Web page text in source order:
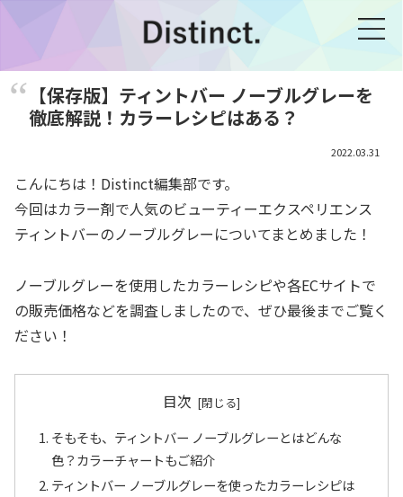
【保存版】ティントバー ノーブルグレーを
徹底解説！カラーレシピはある？
2022.03.31
こんにちは！Distinct編集部です。
今回はカラー剤で人気のビューティーエクスペリエンス
ティントバーのノーブルグレーについてまとめました！
ノーブルグレーを使用したカラーレシピや各ECサイトで
の販売価格などを調査しましたので、ぜひ最後までご覧く
ださい！
目次
そもそも、ティントバー ノーブルグレーとはどんな
色？カラーチャートもご紹介
ティントバー ノーブルグレーを使ったカラーレシピは